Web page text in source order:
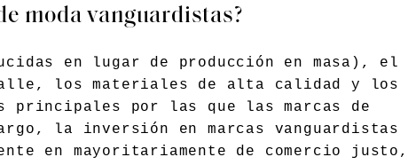
moda vanguardistas?
en lugar de producción en masa), el
los materiales de alta calidad y los
por las que las marcas de
la inversión en marcas vanguardistas
en mayoritariamente de comercio justo,